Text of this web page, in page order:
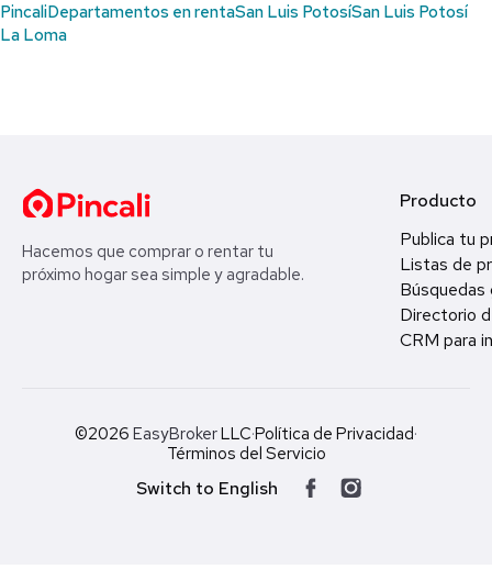
PincaliDepartamentos en rentaSan Luis PotosíSan Luis Potosí
La Loma
Hacemos que comprar o rentar tu
próximo hogar sea simple y agradable.
Producto
Publica tu
Listas de
Búsquedas
Directorio
CRM para
©2026 EasyBrokerLLC·Política de Privacidad·
Términos del Servicio
Switch to English